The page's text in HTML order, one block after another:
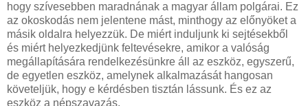
hogy szívesebben maradnának a magyar állam polgárai. Ez
az okoskodás nem jelentene mást, minthogy az előnyöket a
másik oldalra helyezzük. De miért induljunk ki sejtésekből
és miért helyezkedjünk feltevésekre, amikor a valóság
megállapítására rendelkezésünkre áll az eszköz, egyszerű,
de egyetlen eszköz, amelynek alkalmazását hangosan
követeljük, hogy e kérdésben tisztán lássunk. És ez az
eszköz a népszavazás.